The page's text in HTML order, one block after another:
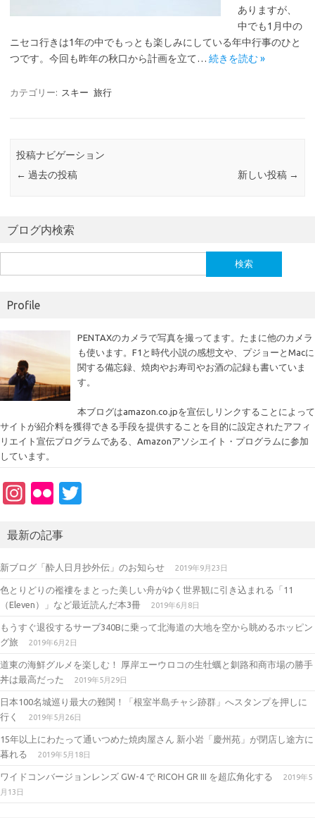
ありますが、
中でも1月中の
ニセコ行きは1年の中でもっとも楽しみにしている年中行事のひと
つです。今回も昨年の秋口から計画を立て… 続きを読む »
カテゴリー: スキー 旅行
投稿ナビゲーション
← 過去の投稿 新しい投稿 →
ブログ内検索
索:
Profile
PENTAXのカメラで写真を撮ってます。たまに他のカメラ
も使います。F1と時代小説の感想文や、プジョーとMacに
関する備忘録、焼肉やお寿司やお酒の記録も書いていま
す。
本ブログはamazon.co.jpを宣伝しリンクすることによって
サイトが紹介料を獲得できる手段を提供することを目的に設定されたアフィ
リエイト宣伝プログラムである、Amazonアソシエイト・プログラムに参加
しています。
In
a
gr
a
m
Fl
kr
te
r
最新の記事
新ブログ「酔人日月抄外伝」のお知らせ 2019年9月23日
色とりどりの襤褸をまとった美しい舟がゆく世界観に引き込まれる「11
（Eleven）」など最近読んだ本3冊
2019年6月8日
もうすぐ退役するサーブ340Bに乗って北海道の大地を空から眺めるホッピン
グ旅
2019年6月2日
道東の海鮮グルメを楽しむ！ 厚岸エーウロコの生牡蠣と釧路和商市場の勝手
丼は最高だった
2019年5月29日
日本100名城巡り最大の難関！「根室半島チャシ跡群」へスタンプを押しに
行く
2019年5月26日
15年以上にわたって通いつめた焼肉屋さん 新小岩「慶州苑」が閉店し途方に
暮れる
2019年5月18日
ワイドコンバージョンレンズ GW-4 で RICOH GR III を超広角化する
2019年5
月13日